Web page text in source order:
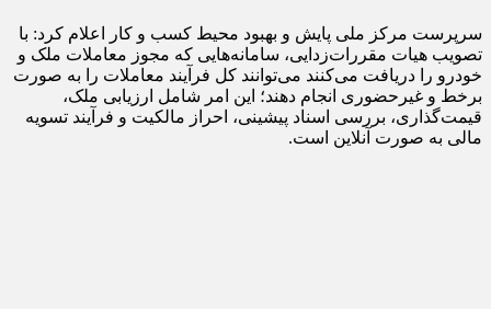
سرپرست مرکز ملی پایش و بهبود محیط کسب و کار اعلام کرد: با
تصویب هیات مقررات‌زدایی، سامانه‌هایی که مجوز معاملات ملک و
خودرو را دریافت می‌کنند می‌توانند کل فرآیند معاملات را به صورت
برخط و غیرحضوری انجام دهند؛ این امر شامل ارزیابی ملک،
قیمت‌گذاری، بررسی اسناد پیشینی، احراز مالکیت و فرآیند تسویه
مالی به صورت آنلاین است.